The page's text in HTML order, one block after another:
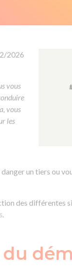
2026
vous
vous
les
un tiers ou
des différentes
.